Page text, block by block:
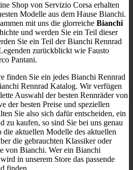
Shop von Servizio Corsa erhalten
Modelle aus dem Hause Bianchi.
mit uns die glorreiche Bianchi
und werden Sie ein Teil dieser
Sie ein Teil der Bianchi Rennrad
zurückblickt wie Fausto
Pantani.
finden Sie ein jedes Bianchi Rennrad
Rennrad Katalog. Wir verfügen
Auswahl der besten Rennräder von
der besten Preise und speziellen
Sie also sich dafür entscheiden, ein
zu kaufen, so sind Sie bei uns genau
aktuellen Modelle des aktuellen
die gebrauchten Klassiker oder
von Bianchi. Wer ein Bianchi
in unserem Store das passende